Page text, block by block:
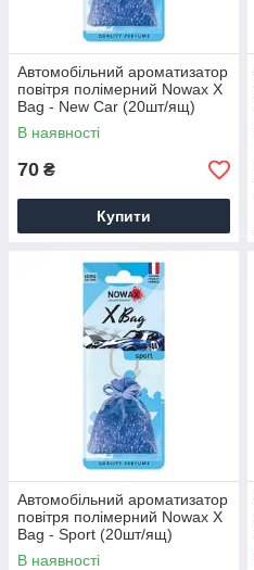
Автомобільний ароматизатор
повітря полімерний Nowax X
Bag - New Car (20шт/ящ)
В наявності
70 ₴
Купити
Автомобільний ароматизатор
повітря полімерний Nowax X
Bag - Sport (20шт/ящ)
В наявності